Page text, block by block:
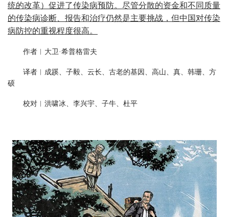
统的改革）促进了传染病预防。尽管分散的资金和不同质量
的传染病诊断、报告和治疗仍然是主要挑战，但中国对传染
病防控的重视程度很高。
作者︱大卫·希普格雷夫
译者︱成蹊、子毅、云长、古老的基因、高山、真、韩珊、方
硕
校对︱洪啸冰、李兴宇、子牛、杜平